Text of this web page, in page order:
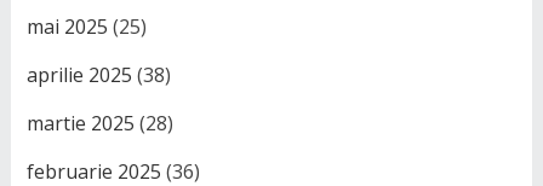
mai 2025 (25)
aprilie 2025 (38)
martie 2025 (28)
februarie 2025 (36)